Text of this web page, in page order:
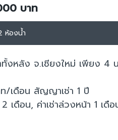
บาท
ห้องน้ำ
งหลัง จ.เชียงใหม่ เพียง 4
/เดือน สัญญาเช่า 1 ปี
เดือน, ค่าเช่าล่วงหน้า 1 เดือ